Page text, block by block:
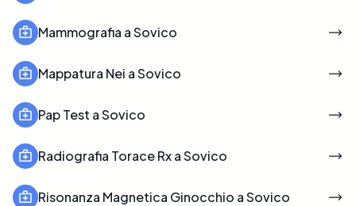
Mammografia a Sovico
Mappatura Nei a Sovico
Pap Test a Sovico
Radiografia Torace Rx a Sovico
Risonanza Magnetica Ginocchio a Sovico